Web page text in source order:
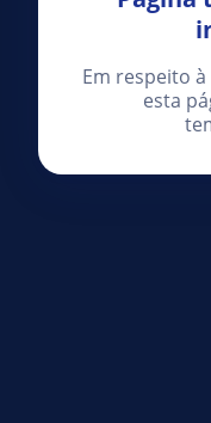
Em respeito
esta